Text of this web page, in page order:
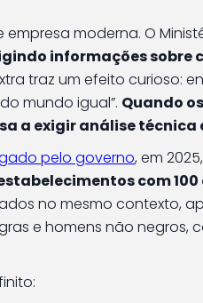
moderna. O
informações sobre
traz um efeito curioso:
mundo igual”. Quando
a exigir análise técnica
pelo governo, em
com
no mesmo contexto,
e homens não negros,